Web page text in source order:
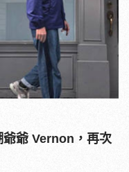
爺 Vernon，再次